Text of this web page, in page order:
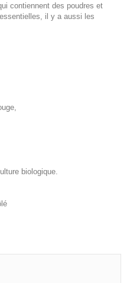
contiennent des poudres et
il y a aussi les
biologique.